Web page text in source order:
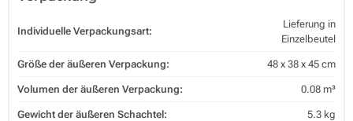
Individuelle Verpackungsart:
Lieferung in
Einzelbeutel
Größe der äußeren Verpackung: 48 x 38 x 45 cm
Volumen der äußeren Verpackung: 0.08 m³
Gewicht der äußeren Schachtel: 5.3 kg